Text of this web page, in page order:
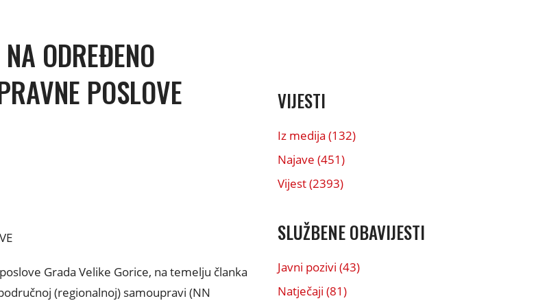
ODREĐENO
POSLOVE
Grada Velike Gorice, na temelju članka
(regionalnoj) samoupravi (NN
VIJESTI
Iz medija (132)
Najave (451)
Vijest (2393)
SLUŽBENE OBAVIJESTI
Javni pozivi (43)
Natječaji (81)